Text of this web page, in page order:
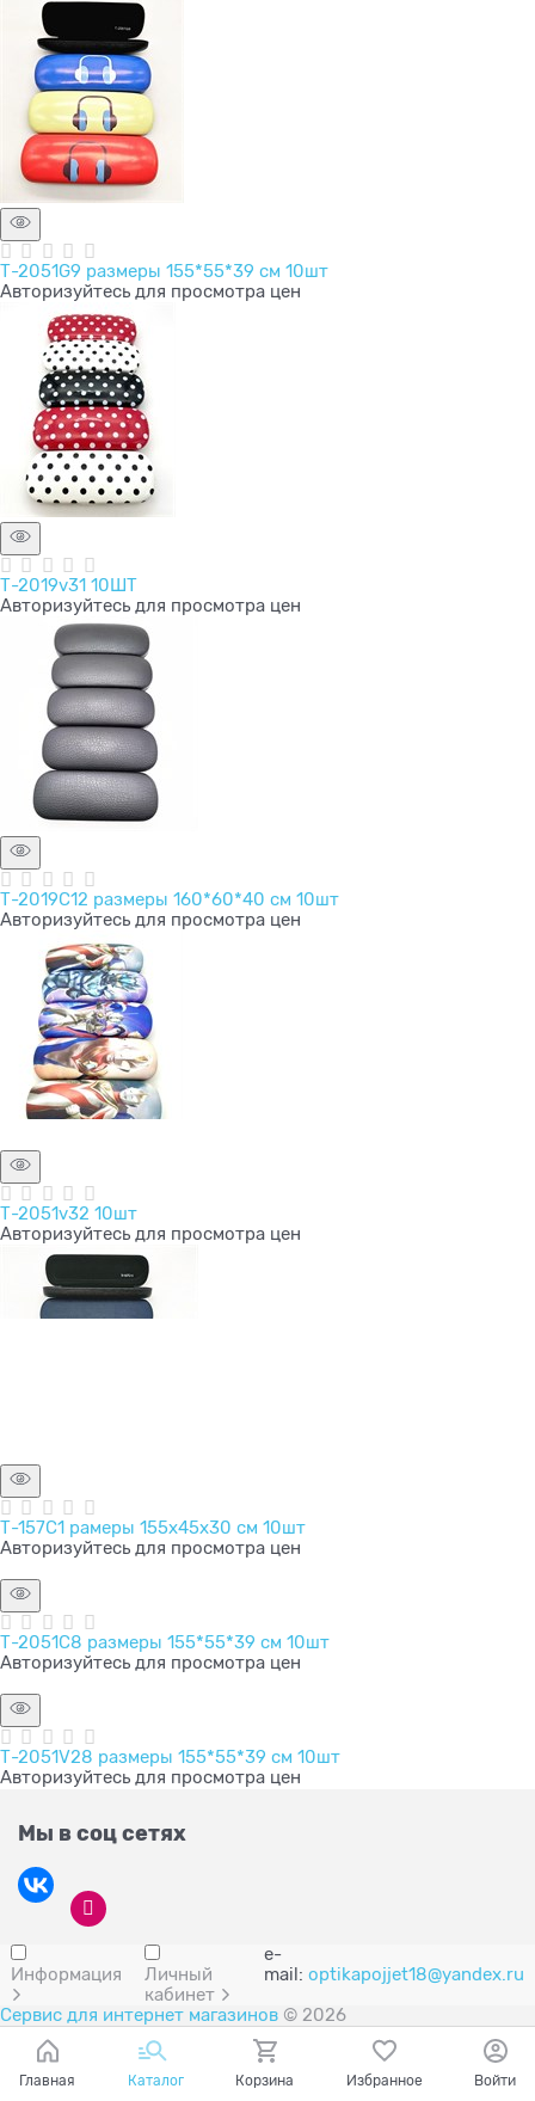
Т-2051G9 размеры 155*55*39 см 10шт
Авторизуйтесь для просмотра цен
Т-2019v31 10ШТ
Авторизуйтесь для просмотра цен
Т-2019C12 размеры 160*60*40 см 10шт
Авторизуйтесь для просмотра цен
Т-2051v32 10шт
Авторизуйтесь для просмотра цен
Т-157C1 рамеры 155x45x30 см 10шт
Авторизуйтесь для просмотра цен
Т-2051C8 размеры 155*55*39 см 10шт
Авторизуйтесь для просмотра цен
Т-2051V28 размеры 155*55*39 см 10шт
Авторизуйтесь для просмотра цен
Мы в соц сетях
Информация
Личный
кабинет
e-
mail: optikapojjet18@yandex.ru
Сервис для интернет магазинов © 2026
Главная Каталог Корзина Избранное Войти